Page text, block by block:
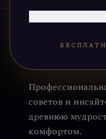
советов и
древнюю
комфортом.